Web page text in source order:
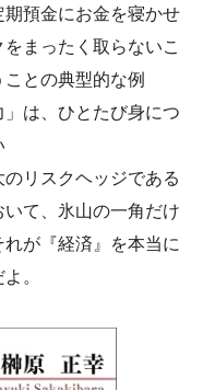
預金にお金を寝かせ
まったく取らないこ
との典型的な例
」は、ひとたび身につ
のリスクヘッジである
て、氷山の一角だけ
が『経済』を本当に
。